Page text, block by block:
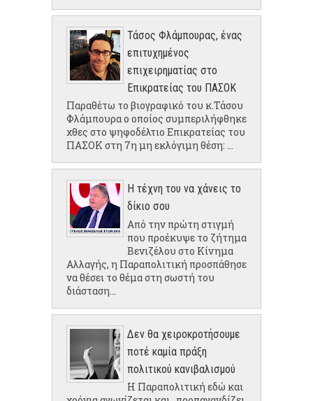
Τάσος Φλάμπουρας, ένας
επιτυχημένος
επιχειρηματίας στο
Επικρατείας του ΠΑΣΟΚ
Παραθέτω το βιογραφικό του κ.Τάσου
Φλάμπουρα ο οποίος συμπεριλήφθηκε
χθες στο ψηφοδέλτιο Επικρατείας του
ΠΑΣΟΚ στη 7η μη εκλόγιμη θέση: ...
Η τέχνη του να χάνεις το
δίκιο σου
Από την πρώτη στιγμή
που προέκυψε το ζήτημα
Βενιζέλου στο Κίνημα
Αλλαγής, η Παραπολιτική προσπάθησε
να θέσει το θέμα στη σωστή του
διάσταση...
Δεν θα χειροκροτήσουμε
ποτέ καμία πράξη
πολιτικού κανιβαλισμού
Η Παραπολιτική εδώ και